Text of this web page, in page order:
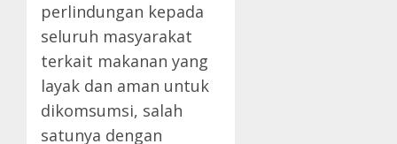
perlindungan kepada
seluruh masyarakat
terkait makanan yang
layak dan aman untuk
dikomsumsi, salah
satunya dengan